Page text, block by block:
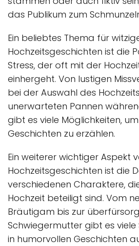
das Publikum zum
Ein beliebtes Thema für
Hochzeitsgeschichten ist die
Stress, der oft mit der
einhergeht. Von lustigen
bei der Auswahl des
unerwarteten Pannen
gibt es viele Möglichkeiten,
Geschichten zu erzählen.
Ein weiterer wichtiger Aspekt
Hochzeitsgeschichten ist die
verschiedenen Charaktere,
Hochzeit beteiligt sind. Vom
Bräutigam bis zur
Schwiegermutter gibt es viele
in humorvollen Geschichten